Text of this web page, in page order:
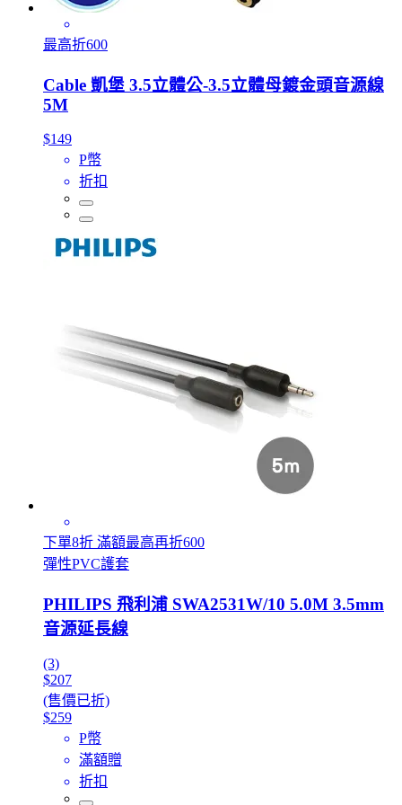
最高折600
Cable 凱堡 3.5立體公-3.5立體母鍍金頭音源線
5M
$149
P幣
折扣
下單8折 滿額最高再折600
彈性PVC護套
PHILIPS 飛利浦 SWA2531W/10 5.0M 3.5mm
音源延長線
(3)
$207
(售價已折)
$259
P幣
滿額贈
折扣